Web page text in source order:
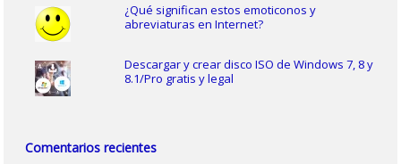
¿Qué significan estos emoticonos y
abreviaturas en Internet?
Descargar y crear disco ISO de Windows 7, 8 y
8.1/Pro gratis y legal
Comentarios recientes